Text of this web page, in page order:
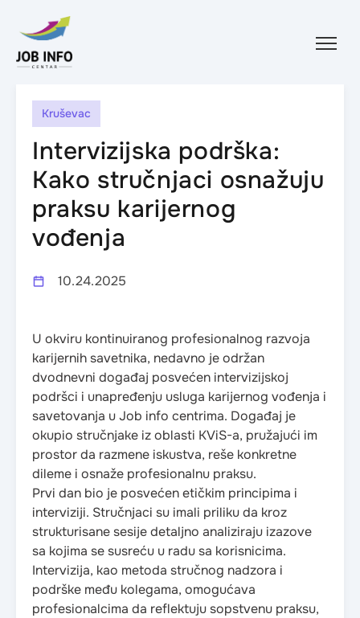
Skip to content
Kruševac
Intervizijska podrška:
Kako stručnjaci osnažuju
praksu karijernog
vođenja
10.24.2025
U okviru kontinuiranog profesionalnog razvoja
karijernih savetnika, nedavno je održan
dvodnevni događaj posvećen intervizijskoj
podršci i unapređenju usluga karijernog vođenja i
savetovanja u Job info centrima. Događaj je
okupio stručnjake iz oblasti KViS-a, pružajući im
prostor da razmene iskustva, reše konkretne
dileme i osnaže profesionalnu praksu.
Prvi dan bio je posvećen etičkim principima i
interviziji. Stručnjaci su imali priliku da kroz
strukturisane sesije detaljno analiziraju izazove
sa kojima se susreću u radu sa korisnicima.
Intervizija, kao metoda stručnog nadzora i
podrške među kolegama, omogućava
profesionalcima da reflektuju sopstvenu praksu,